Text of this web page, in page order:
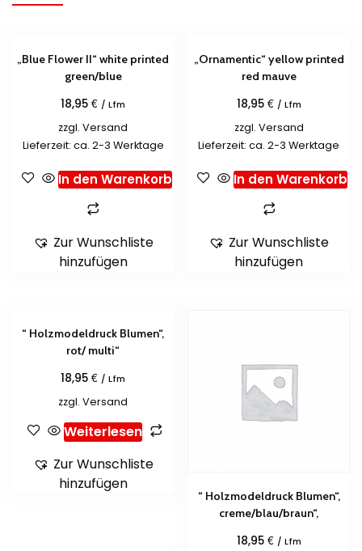
„Blue Flower II“ white printed
green/blue
18,95€ / Lfm
zzgl.Versand
Lieferzeit: ca. 2-3 Werktage
In den Warenkorb
Zur Wunschliste
hinzufügen
„Ornamentic“ yellow printed
red mauve
18,95 € / Lfm
zzgl. Versand
Lieferzeit: ca. 2-3 Werktage
In den Warenkorb
Zur Wunschliste
hinzufügen
“ Holzmodeldruck Blumen“,
rot/ multi“
18,95€ / Lfm
zzgl.Versand
Weiterlesen
Zur Wunschliste
hinzufügen
“ Holzmodeldruck Blumen“,
creme/blau/braun“,
18,95 € / Lfm